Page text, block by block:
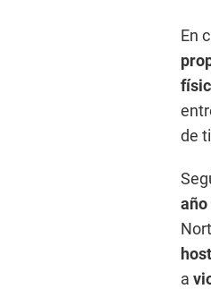
En
de
año
a